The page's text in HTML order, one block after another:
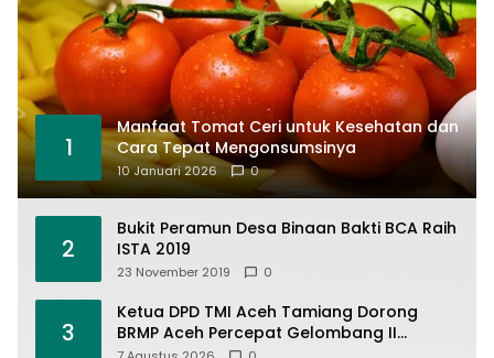
1
Manfaat Tomat Ceri untuk Kesehatan dan
Cara Tepat Mengonsumsinya
10 Januari 2026 0
2
Bukit Peramun Desa Binaan Bakti BCA Raih
ISTA 2019
23 November 2019 0
3
Ketua DPD TMI Aceh Tamiang Dorong
BRMP Aceh Percepat Gelombang II
Eksekusi Program Pascabencana untuk